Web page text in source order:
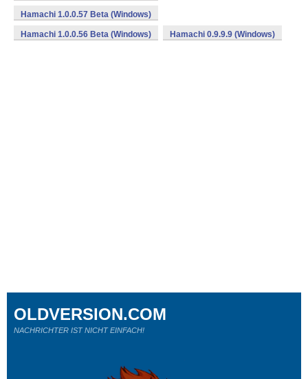
Hamachi 1.0.0.57 Beta (Windows)
Hamachi 1.0.0.56 Beta (Windows) Hamachi 0.9.9.9 (Windows)
OLDVERSION.COM
NACHRICHTER IST NICHT EINFACH!